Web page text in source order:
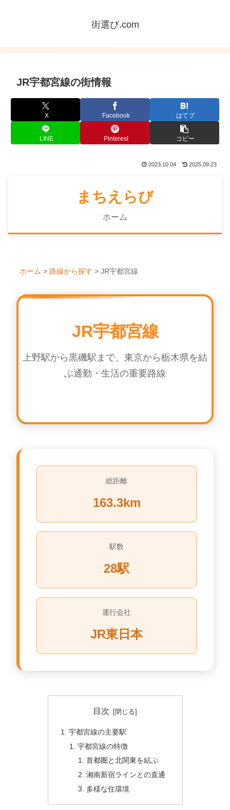
街選び.com
JR宇都宮線の街情報
X Facebook はてブ
LINE Pinterest コピー
2023.10.04 2025.09.23
まちえらび
ホーム
ホーム > 路線から探す > JR宇都宮線
JR宇都宮線
上野駅から黒磯駅まで、東京から栃木県を結
ぶ通勤・生活の重要路線
総距離
163.3km
駅数
28駅
運行会社
JR東日本
目次
宇都宮線の主要駅
宇都宮線の特徴
首都圏と北関東を結ぶ
湘南新宿ラインとの直通
多様な住環境